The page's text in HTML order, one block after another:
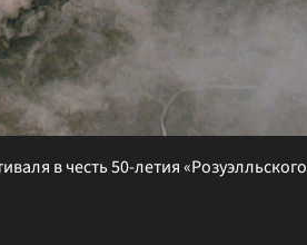
в честь 50-летия «Розуэлльского